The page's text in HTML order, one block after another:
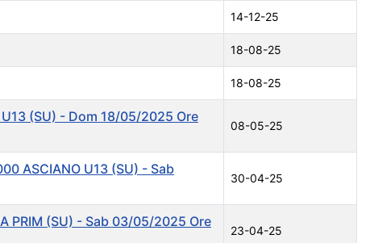
14-12-25
18-08-25
18-08-25
U13 (SU) - Dom 18/05/2025 Ore
08-05-25
ASCIANO U13 (SU) - Sab
30-04-25
PRIM (SU) - Sab 03/05/2025 Ore
23-04-25